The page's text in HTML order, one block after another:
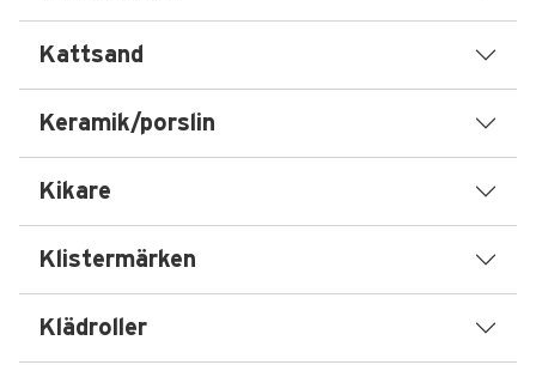
Kattsand
Keramik/porslin
Kikare
Klistermärken
Klädroller